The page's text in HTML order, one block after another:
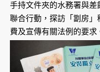
手持文件夾的水務署與
聯合行動，探訪「劏房
費及宣傳有關法例的要求